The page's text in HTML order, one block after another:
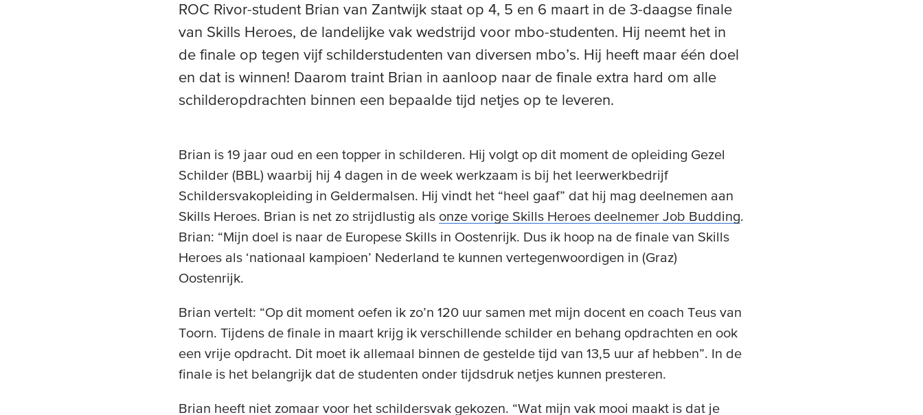
ROC Rivor-student Brian van Zantwijk staat op 4, 5 en 6 maart in de 3-daagse finale
van Skills Heroes, de landelijke vak wedstrijd voor mbo-studenten. Hij neemt het in
de finale op tegen vijf schilderstudenten van diversen mbo’s. Hij heeft maar één doel
en dat is winnen! Daarom traint Brian in aanloop naar de finale extra hard om alle
schilderopdrachten binnen een bepaalde tijd netjes op te leveren.
Brian is 19 jaar oud en een topper in schilderen. Hij volgt op dit moment de opleiding Gezel
Schilder (BBL) waarbij hij 4 dagen in de week werkzaam is bij het leerwerkbedrijf
Schildersvakopleiding in Geldermalsen. Hij vindt het “heel gaaf” dat hij mag deelnemen aan
Skills Heroes. Brian is net zo strijdlustig als onze vorige Skills Heroes deelnemer Job Budding.
Brian: “Mijn doel is naar de Europese Skills in Oostenrijk. Dus ik hoop na de finale van Skills
Heroes als ‘nationaal kampioen’ Nederland te kunnen vertegenwoordigen in (Graz)
Oostenrijk.
Brian vertelt: “Op dit moment oefen ik zo’n 120 uur samen met mijn docent en coach Teus van
Toorn. Tijdens de finale in maart krijg ik verschillende schilder en behang opdrachten en ook
een vrije opdracht. Dit moet ik allemaal binnen de gestelde tijd van 13,5 uur af hebben”. In de
finale is het belangrijk dat de studenten onder tijdsdruk netjes kunnen presteren.
Brian heeft niet zomaar voor het schildersvak gekozen. “Wat mijn vak mooi maakt is dat je